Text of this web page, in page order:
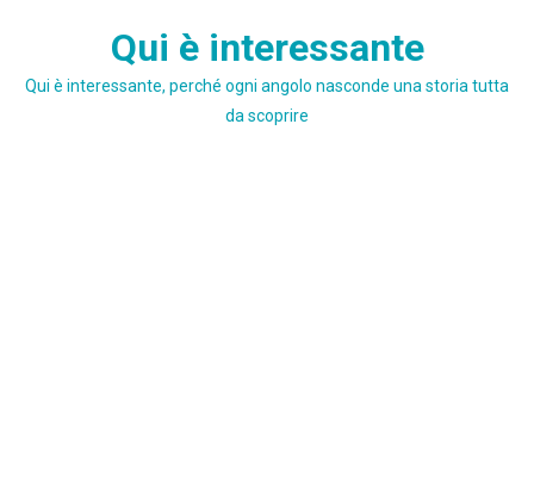
Qui è interessante
Qui è interessante, perché ogni angolo nasconde una storia tutta
da scoprire